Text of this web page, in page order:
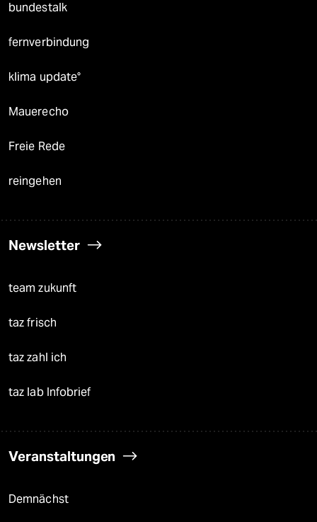
bundestalk
fernverbindung
klima update°
Mauerecho
Freie Rede
reingehen
Newsletter
team zukunft
taz frisch
taz zahl ich
taz lab Infobrief
Veranstaltungen
Demnächst